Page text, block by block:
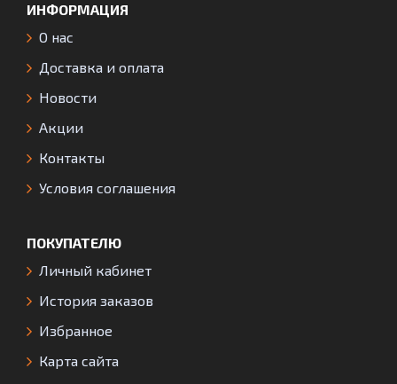
ИНФОРМАЦИЯ
О нас
Доставка и оплата
Новости
Акции
Контакты
Условия соглашения
ПОКУПАТЕЛЮ
Личный кабинет
История заказов
Избранное
Карта сайта